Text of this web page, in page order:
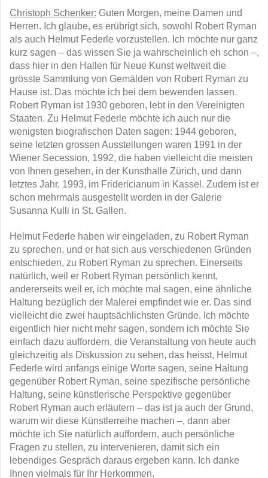
Christoph Schenker: Guten Morgen, meine Damen und
Herren. Ich glaube, es erübrigt sich, sowohl Robert Ryman
als auch Helmut Federle vorzustellen. Ich möchte nur ganz
kurz sagen – das wissen Sie ja wahrscheinlich eh schon –,
dass hier in den Hallen für Neue Kunst weltweit die
grösste Sammlung von Gemälden von Robert Ryman zu
Hause ist. Das möchte ich bei dem bewenden lassen.
Robert Ryman ist 1930 geboren, lebt in den Vereinigten
Staaten. Zu Helmut Federle möchte ich auch nur die
wenigsten biografischen Daten sagen: 1944 geboren,
seine letzten grossen Ausstellungen waren 1991 in der
Wiener Secession, 1992, die haben vielleicht die meisten
von Ihnen gesehen, in der Kunsthalle Zürich, und dann
letztes Jahr, 1993, im Fridericianum in Kassel. Zudem ist er
schon mehrmals ausgestellt worden in der Galerie
Susanna Kulli in St. Gallen.
Helmut Federle haben wir eingeladen, zu Robert Ryman
zu sprechen, und er hat sich aus verschiedenen Gründen
entschieden, zu Robert Ryman zu sprechen. Einerseits
natürlich, weil er Robert Ryman persönlich kennt,
andererseits weil er, ich möchte mal sagen, eine ähnliche
Haltung bezüglich der Malerei empfindet wie er. Das sind
vielleicht die zwei hauptsächlichsten Gründe. Ich möchte
eigentlich hier nicht mehr sagen, sondern ich möchte Sie
einfach dazu auffordern, die Veranstaltung von heute auch
gleichzeitig als Diskussion zu sehen, das heisst, Helmut
Federle wird anfangs einige Worte sagen, seine Haltung
gegenüber Robert Ryman, seine spezifische persönliche
Haltung, seine künstlerische Perspektive gegenüber
Robert Ryman auch erläutern – das ist ja auch der Grund,
warum wir diese Künstlerreihe machen –, dann aber
möchte ich Sie natürlich auffordern, auch persönliche
Fragen zu stellen, zu intervenieren, damit sich ein
lebendiges Gespräch daraus ergeben kann. Ich danke
Ihnen vielmals für Ihr Herkommen.